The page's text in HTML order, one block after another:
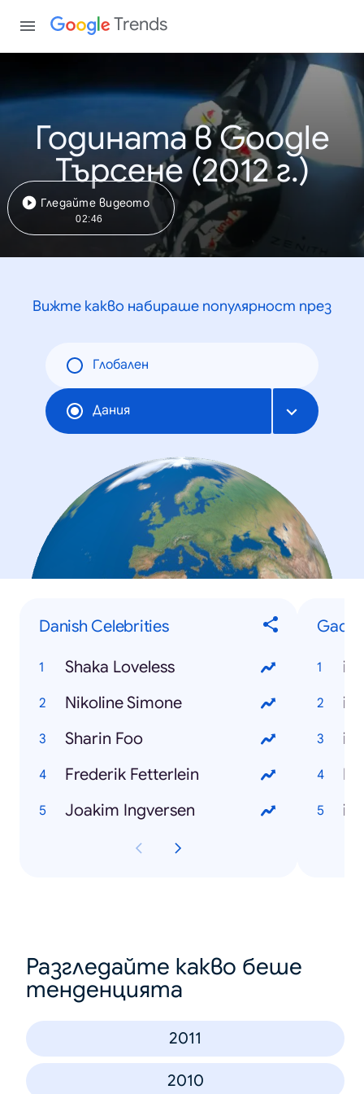
Trends
Годината в Google
Търсене (2012 г.)
Гледайте видеото
02:46
Вижте какво набираше популярност през
Глобален
Дания
Danish Celebrities
Shaka Loveless
Nikoline Simone
Sharin Foo
Frederik Fetterlein
Joakim Ingversen
Разгледайте какво беше
тенденцията
2011
2010